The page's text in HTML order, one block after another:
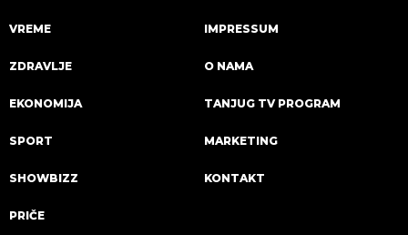
VREME
ZDRAVLJE
EKONOMIJA
SPORT
SHOWBIZZ
PRIČE
IMPRESSUM
O NAMA
TANJUG TV PROGRAM
MARKETING
KONTAKT